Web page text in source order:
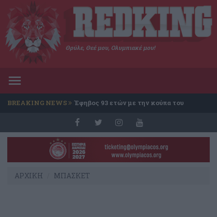
Θρύλε, Θεέ μου, Ολυμπιακέ μου!
Toggle
BREAKING NEWS Έφηβος 93 ετών με την κούπα του
ΑΡΧΙΚΗ ΜΠΑΣΚΕΤ